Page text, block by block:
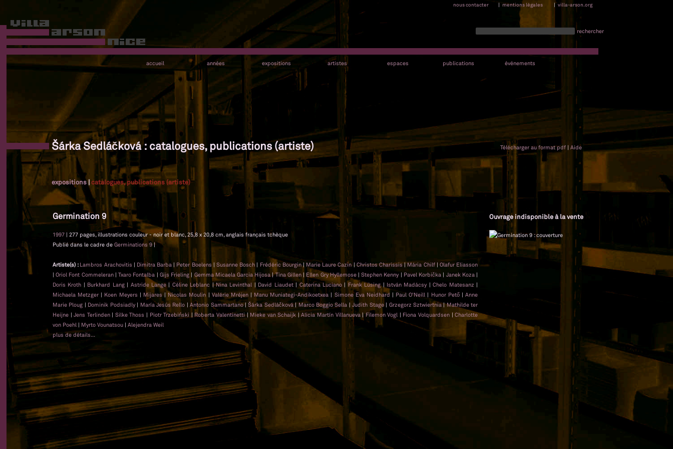
nous contacter | mentions légales | villa-arson.org
rechercher
accueil années expositions artistes espaces publications événements
Šárka Sedláčková : catalogues, publications (artiste) Télécharger au format pdf | Aide
expositions|catalogues, publications (artiste)
Germination 9 Ouvrage indisponible à la vente
1997 | 277 pages, illustrations couleur - noir et blanc, 25,8 x 20,8 cm, anglais français tchèque
Publié dans le cadre de Germinations 9|
Artiste(s) : Lambros Arachovitis | Dimitra Barba | Peter Boelens | Susanne Bosch | Frédéric Bourgin| Marie Laure Cazin | Christos Charissis|Mária Chilf| Olafur Eliasson
|Oriol Font Commeleran|Txaro Fontalba | Gijs Frieling | Gemma Micaela Garcia Hijosa |Tina Gillen| Ellen Gry Hyllemose|Stephen Kenny| Pavel Korbička | Janek Koza |
Doris Kroth | Burkhard Lang| Astride Lange| Céline Leblanc |Nina Levinthal | David Liaudet|Caterina Luciano| Frank Lüsing| István Madácsy|Chelo Matesanz |
Michaela Metzger | Koen Meyers | Mijares | Nicolas Moulin | Valérie Mréjen| Manu Muniategi-Andikoetxea | Simone Eva Neidhard| Paul O'Neill | Hunor Pető|Anne
Marie Ploug | Dominik Podsiadly| María Jesús Rello |Antonio Sammartano|Šárka Sedláčková| Marco Boggio Sella |Judith Stage| Grzegorz Sztwiertnia|Mathilde ter
Heijne |Jens Terlinden| Silke Thoss | Piotr Trzebiński |Roberta Valentinetti| Mieke van Schaijk |Alicia Martín Villanueva |Filemon Vogl | Fiona Volquardsen |Charlotte
von Poehl | Myrto Vounatsou | Alejendra Weil
plus de détails...